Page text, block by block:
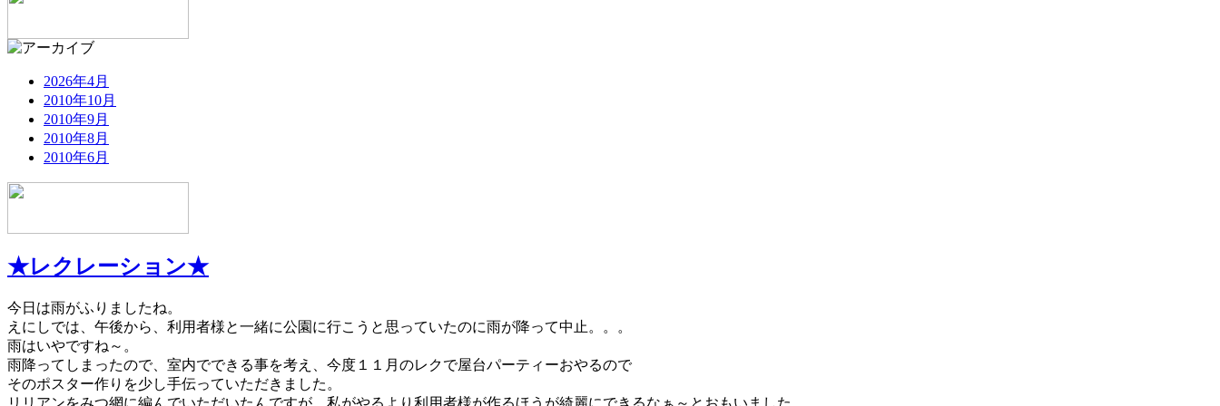
2026年4月
2010年10月
2010年9月
2010年8月
2010年6月
★レクレーション★
今日は雨がふりましたね。
えにしでは、午後から、利用者様と一緒に公園に行こうと思っていたのに雨が降って中止。。。
雨はいやですね～。
雨降ってしまったので、室内でできる事を考え、今度１１月のレクで屋台パーティーおやるので
そのポスター作りを少し手伝っていただきました。
リリアンをみつ網に編んでいただいたんですが、私がやるより利用者様が作るほうが綺麗にできるなぁ～とおもいました。